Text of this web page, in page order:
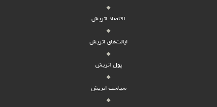
اقتصاد اتریش
ایالت‌های اتریش
پول اتریش
سیاست اتریش